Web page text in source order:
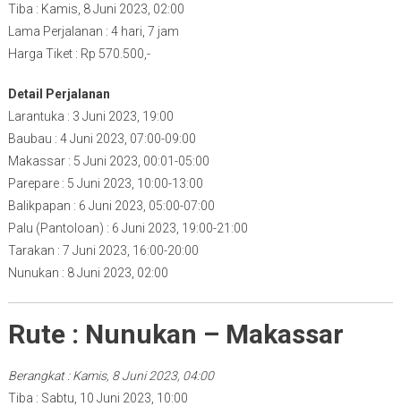
Tiba : Kamis, 8 Juni 2023, 02:00
Lama Perjalanan : 4 hari, 7 jam
Harga Tiket : Rp 570.500,-
Detail Perjalanan
Larantuka : 3 Juni 2023, 19:00
Baubau : 4 Juni 2023, 07:00-09:00
Makassar : 5 Juni 2023, 00:01-05:00
Parepare : 5 Juni 2023, 10:00-13:00
Balikpapan : 6 Juni 2023, 05:00-07:00
Palu (Pantoloan) : 6 Juni 2023, 19:00-21:00
Tarakan : 7 Juni 2023, 16:00-20:00
Nunukan : 8 Juni 2023, 02:00
Rute : Nunukan – Makassar
Berangkat : Kamis, 8 Juni 2023, 04:00
Tiba : Sabtu, 10 Juni 2023, 10:00